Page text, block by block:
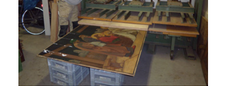
NIEUWS
CONTACT
Selecteer de taal